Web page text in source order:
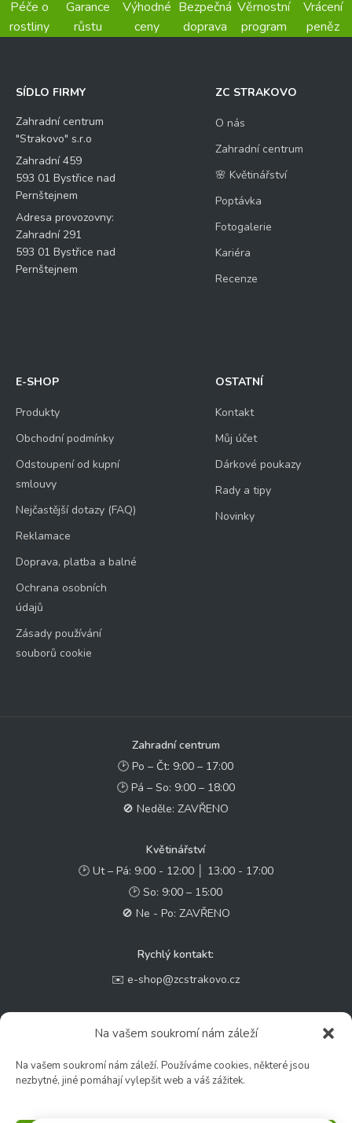
Na vašem soukromí nám záleží
Na vašem soukromí nám záleží. Používáme cookies, některé jsou
nezbytné, jiné pomáhají vylepšit web a váš zážitek.
Péče o
rostliny
Garance
růstu
Výhodné
ceny
Bezpečná
doprava
Věrnostní
program
Vrácení
peněz
SÍDLO FIRMY
Zahradní centrum
"Strakovo" s.r.o
Zahradní 459
593 01 Bystřice nad
Pernštejnem
Adresa provozovny:
Zahradní 291
593 01 Bystřice nad
Pernštejnem
ZC STRAKOVO
O nás
Zahradní centrum
🌸 Květinářství
Poptávka
Fotogalerie
Kariéra
Recenze
E-SHOP
Produkty
Obchodní podmínky
Odstoupení od kupní
smlouvy
Nejčastější dotazy (FAQ)
Reklamace
Doprava, platba a balné
Ochrana osobních
údajů
Zásady používání
souborů cookie
OSTATNÍ
Kontakt
Můj účet
Dárkové poukazy
Rady a tipy
Novinky
Zahradní centrum
🕑 Po – Čt: 9:00 – 17:00
🕑 Pá – So: 9:00 – 18:00
🚫 Neděle: ZAVŘENO
Květinářství
🕑 Ut – Pá: 9:00 - 12:00 │ 13:00 - 17:00
🕑 So: 9:00 – 15:00
🚫 Ne - Po: ZAVŘENO
Rychlý kontakt:
✉️ e-shop@zcstrakovo.cz